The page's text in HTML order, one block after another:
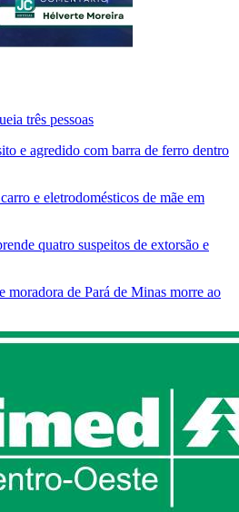
três pessoas
e agredido com barra de ferro dentro
e eletrodomésticos de mãe em
quatro suspeitos de extorsão e
moradora de Pará de Minas morre ao